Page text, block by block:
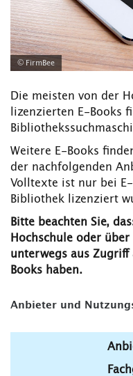
© FirmBee
Die meisten von der
lizenzierten E-Books
Weitere E-Books
der nachfolgenden
Volltexte ist nur bei
Bibliothek lizenziert
Bitte beachten Sie,
Hochschule oder über
unterwegs aus
Books haben.
Anbieter und